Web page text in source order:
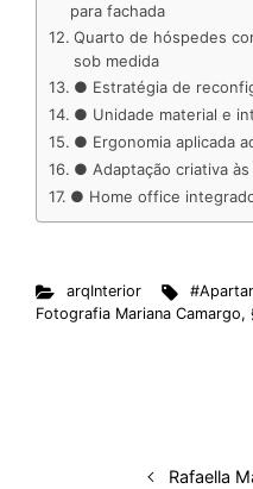
para fachada
Quarto de hóspedes
sob medida
● Estratégia de
● Unidade material e
● Ergonomia aplicada
● Adaptação criativa
● Home office
arqInterior
Fotografia Mariana Camargo,
Rafaella